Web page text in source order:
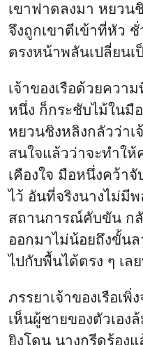
เขาฟาดลงมา หยวน
จึงถูกเขาตีเข้าที่หัว
ตรงหน้าพลันเปลี่ยน
เจ้าของเรือด้วยควา
หนึ่ง ก็กระชับไม้ในมื
หยวนชิงหลิงกลัวว่าเ
สนใจแล้วว่าจะทำให้
เคืองใจ มือหนึ่งคว้าจั
ไว้ อันที่จริงนางไม่มี
สถานการณ์คับขัน ก
ออกมาไม่น้อยถึงขั้นล
ไปกับพื้นได้ตรง ๆ เล
ภรรยาเจ้าของเรือเพิ่
เห็นผู้ชายของตัวเอง
ยิงโดน นางกรีดร้อง